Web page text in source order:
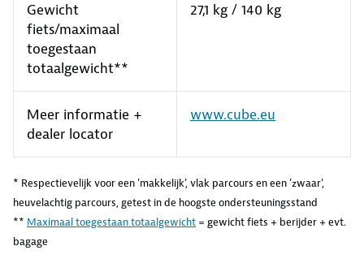
Gewicht
fiets/maximaal
toegestaan
totaalgewicht**
27,1 kg / 140 kg
Meer informatie +
dealer locator
www.cube.eu
* Respectievelijk voor een 'makkelijk', vlak parcours en een 'zwaar',
heuvelachtig parcours, getest in de hoogste ondersteuningsstand
** Maximaal toegestaan totaalgewicht = gewicht fiets + berijder + evt.
bagage